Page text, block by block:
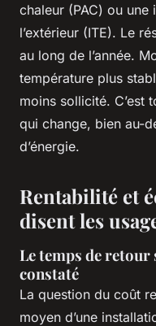
chaleur (PAC) ou
l’extérieur (ITE). Le
au long de l’année.
température plus
moins sollicité. C’est
qui change, bien au-
d’énergie.
Rentabilité et
disent les
Le temps de
constaté
La question du coût
moyen d’une